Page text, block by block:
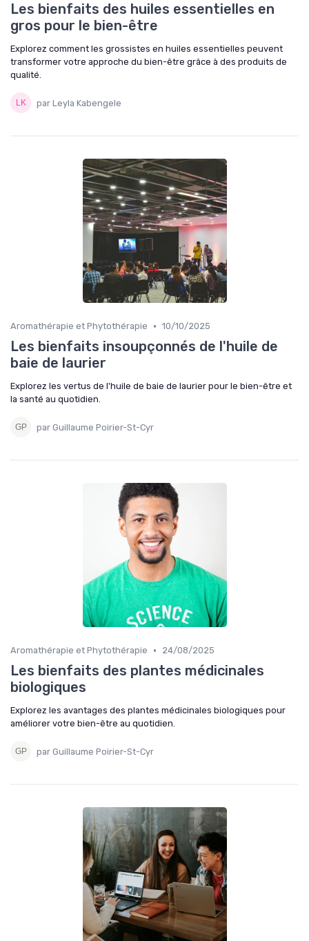
Les bienfaits des huiles essentielles en
gros pour le bien-être
Explorez comment les grossistes en huiles essentielles peuvent
transformer votre approche du bien-être grâce à des produits de
qualité.
par Leyla Kabengele
Aromathérapie et Phytothérapie • 10/10/2025
Les bienfaits insoupçonnés de l'huile de
baie de laurier
Explorez les vertus de l'huile de baie de laurier pour le bien-être et
la santé au quotidien.
par Guillaume Poirier-St-Cyr
Aromathérapie et Phytothérapie • 24/08/2025
Les bienfaits des plantes médicinales
biologiques
Explorez les avantages des plantes médicinales biologiques pour
améliorer votre bien-être au quotidien.
par Guillaume Poirier-St-Cyr